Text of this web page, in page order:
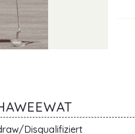
Disqualifiziert